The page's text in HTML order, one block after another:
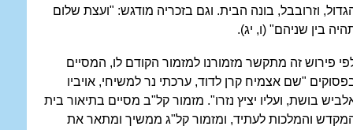
וזרובבל, בונה הבית. וגם בזכריה מודגש: "ועצת שלום
בין שניהם" (ו, יג).
פירוש זה מתקשר מזמורנו למזמור הקודם לו, המסיים
"שם אצמיח קרן לדוד, ערכתי נר למשיחי, אויביו
בושת, ועליו יציץ נזרו". מזמור קל"ב מסיים בתיאור בית
והמלכות לעתיד, ומזמור קל"ג ממשיך ומתאר את